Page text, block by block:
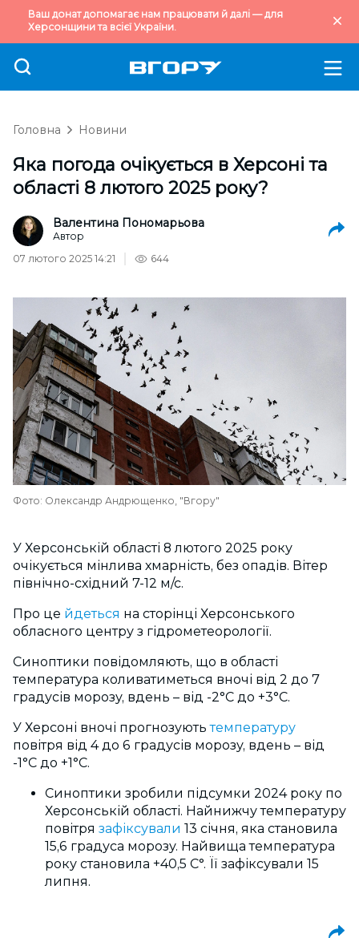
Ваш донат допомагає нам працювати й далі — для
Херсонщини та всієї України.
Головна Новини
Яка погода очікується в Херсоні та
області 8 лютого 2025 року?
Валентина Пономарьова
Автор
07 лютого 2025 14:21
644
Фото: Олександр Андрющенко, "Вгору"
У Херсонській області 8 лютого 2025 року
очікується мінлива хмарність, без опадів. Вітер
північно-східний 7-12 м/с.
Про це йдеться на сторінці Херсонського
обласного центру з гідрометеорології.
Синоптики повідомляють, що в області
температура коливатиметься вночі від 2 до 7
градусів морозу, вдень – від -2°C до +3°C.
У Херсоні вночі прогнозуютьтемпературу
повітря від 4 до 6 градусів морозу, вдень – від
-1°C до +1°C.
Синоптики зробили підсумки 2024 року по
Херсонській області. Найнижчу температуру
повітря зафіксували 13 січня, яка становила
15,6 градуса морозу. Найвища температура
року становила +40,5 С°. Її зафіксували 15
липня.